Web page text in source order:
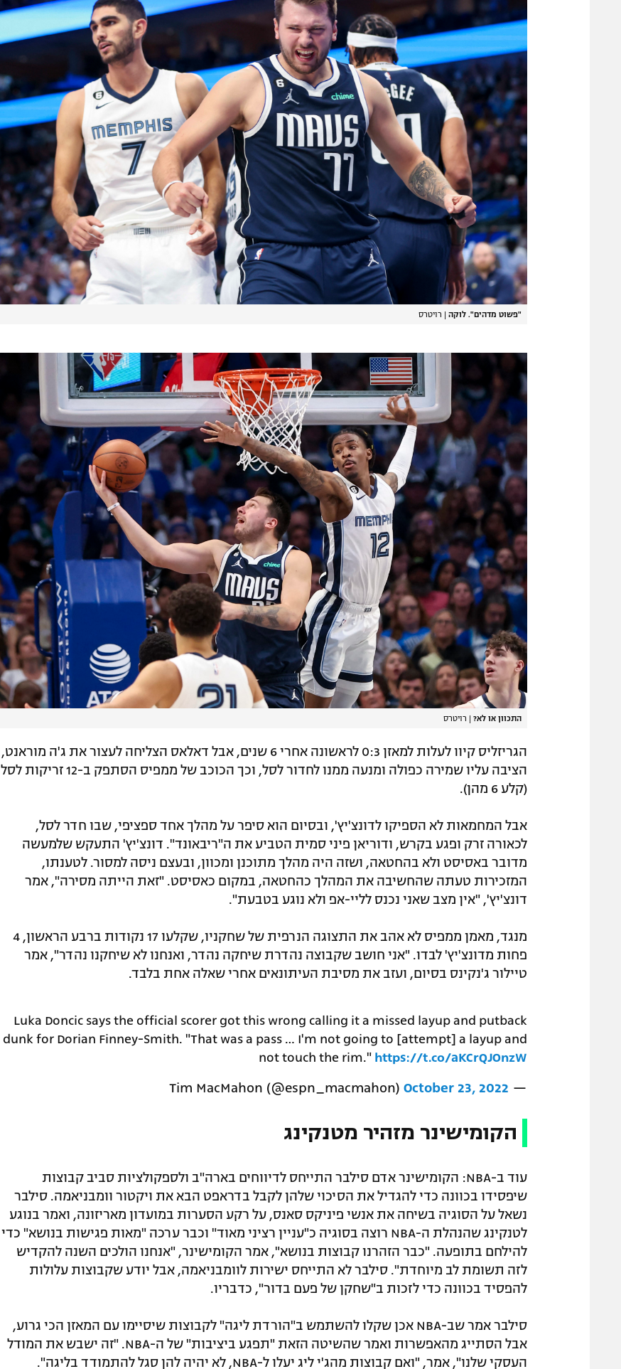
"פשוט מדהים". לוקה רויטרס
התכוון או לא? רויטרס
הגריזליס קיוו לעלות למאזן 0:3 לראשונה אחרי 6 שנים, אבל דאלאס הצליחה לעצור את ג'ה מוראנט,
הציבה עליו שמירה כפולה ומנעה ממנו לחדור לסל, וכך הכוכב של ממפיס הסתפק ב-12 זריקות לסל
(קלע 6 מהן).
אבל המחמאות לא הספיקו לדונצ'יץ', ובסיום הוא סיפר על מהלך אחד ספציפי, שבו חדר לסל,
לכאורה זרק ופגע בקרש, ודוריאן פיני סמית הטביע את ה"ריבאונד". דונצ'יץ' התעקש שלמעשה
מדובר באסיסט ולא בהחטאה, ושזה היה מהלך מתוכנן ומכוון, ובעצם ניסה למסור. לטענתו,
המזכירות טעתה שהחשיבה את המהלך כהחטאה, במקום כאסיסט. "זאת הייתה מסירה", אמר
דונצ'יץ', "אין מצב שאני נכנס לליי-אפ ולא נוגע בטבעת".
מנגד, מאמן ממפיס לא אהב את התצוגה הנרפית של שחקניו, שקלעו 17 נקודות ברבע הראשון, 4
פחות מדונצ'יץ' לבדו. "אני חושב שקבוצה נהדרת שיחקה נהדר, ואנחנו לא שיחקנו נהדר", אמר
טיילור ג'נקינס בסיום, ועזב את מסיבת העיתונאים אחרי שאלה אחת בלבד.
Luka Doncic says the official scorer got this wrong calling it a missed layup and putback
dunk for Dorian Finney-Smith. "That was a pass … I'm not going to [attempt] a layup and
not touch the rim." https://t.co/aKCrQJOnzW
— Tim MacMahon (@espn_macmahon)
October 23, 2022
הקומישינר מזהיר מטנקינג
עוד ב-NBA: הקומישינר אדם סילבר התייחס לדיווחים בארה"ב ולספקולציות סביב קבוצות
שיפסידו בכוונה כדי להגדיל את הסיכוי שלהן לקבל בדראפט הבא את ויקטור וומבניאמה. סילבר
נשאל על הסוגיה בשיחה את אנשי פיניקס סאנס, על רקע הסערות במועדון מאריזונה, ואמר בנוגע
לטנקינג שהנהלת ה-NBA רוצה בסוגיה כ"עניין רציני מאוד" וכבר ערכה "מאות פגישות בנושא" כדי
להילחם בתופעה. "כבר הזהרנו קבוצות בנושא", אמר הקומישינר, "אנחנו הולכים השנה להקדיש
לזה תשומת לב מיוחדת". סילבר לא התייחס ישירות לוומבניאמה, אבל יודע שקבוצות עלולות
להפסיד בכוונה כדי לזכות ב"שחקן של פעם בדור", כדבריו.
סילבר אמר שב-NBA אכן שקלו להשתמש ב"הורדת ליגה" לקבוצות שיסיימו עם המאזן הכי גרוע,
אבל הסתייג מהאפשרות ואמר שהשיטה הזאת "תפגע ביציבות" של ה-NBA. "זה ישבש את המודל
העסקי שלנו", אמר, "ואם קבוצות מהג'י ליג יעלו ל-NBA, לא יהיה להן סגל להתמודד בליגה".